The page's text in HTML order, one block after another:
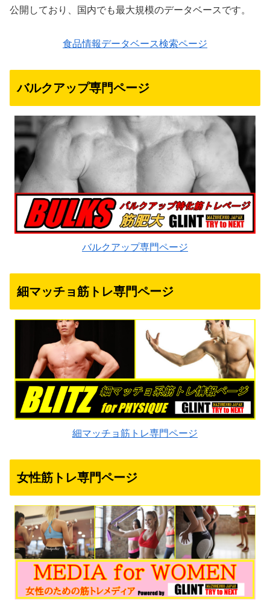
公開しており、国内でも最大規模のデータベースです。
食品情報データベース検索ページ
バルクアップ専門ページ
バルクアップ専門ページ
細マッチョ筋トレ専門ページ
細マッチョ筋トレ専門ページ
女性筋トレ専門ページ